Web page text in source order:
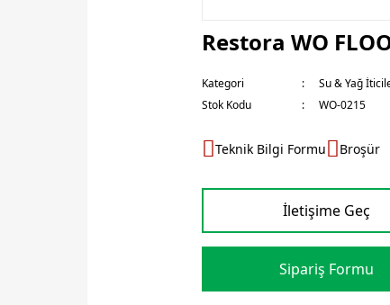
Restora WO
Kategori
Su & Yağ
Stok Kodu
WO-0215
Teknik Bilgi Formu Broşür
İletişime Geç
Sipariş Formu